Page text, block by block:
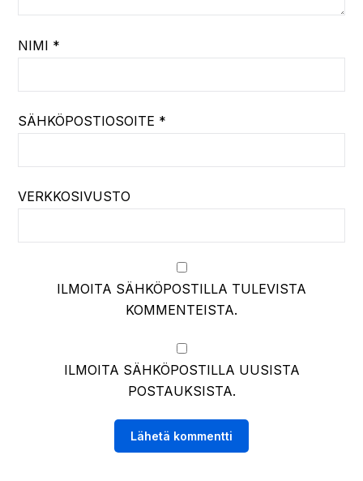
NIMI *
SÄHKÖPOSTIOSOITE *
VERKKOSIVUSTO
ILMOITA SÄHKÖPOSTILLA TULEVISTA
KOMMENTEISTA.
ILMOITA SÄHKÖPOSTILLA UUSISTA
POSTAUKSISTA.